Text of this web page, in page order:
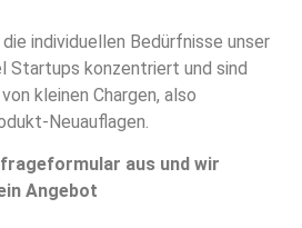
individuellen Bedürfnisse unser
Startups konzentriert und sind
kleinen Chargen, also
Neuauflagen.
aus und wir
Angebot